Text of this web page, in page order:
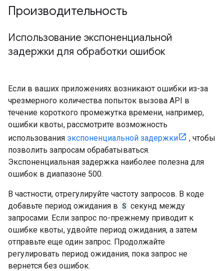
Производительность
Использование экспоненциальной
задержки для обработки ошибок
Если в ваших приложениях возникают ошибки из-за
чрезмерного количества попыток вызова API в
течение короткого промежутка времени, например,
ошибки квоты, рассмотрите возможность
использования экспоненциальной задержки
, чтобы
позволить запросам обрабатываться.
Экспоненциальная задержка наиболее полезна для
ошибок в диапазоне 500.
В частности, отрегулируйте частоту запросов. В коде
добавьте период ожидания в S секунд между
запросами. Если запрос по-прежнему приводит к
ошибке квоты, удвойте период ожидания, а затем
отправьте еще один запрос. Продолжайте
регулировать период ожидания, пока запрос не
вернется без ошибок.